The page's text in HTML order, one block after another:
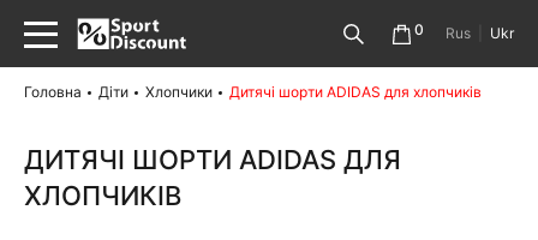
0 Rus Ukr
Головна Діти Хлопчики Дитячі шорти ADIDAS для хлопчиків
ДИТЯЧІ ШОРТИ ADIDAS ДЛЯ
ХЛОПЧИКІВ